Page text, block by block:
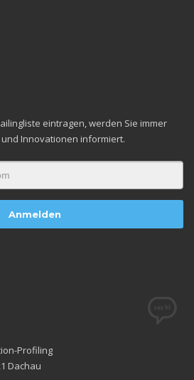
eintragen, werden Sie immer
Innovationen informiert.
Profiling
Dachau